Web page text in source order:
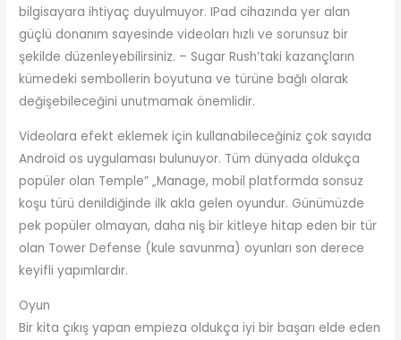
bilgisayara ihtiyaç duyulmuyor. IPad cihazında yer alan
güçlü donanım sayesinde videoları hızlı ve sorunsuz bir
şekilde düzenleyebilirsiniz. – Sugar Rush’taki kazançların
kümedeki sembollerin boyutuna ve türüne bağlı olarak
değişebileceğini unutmamak önemlidir.
Videolara efekt eklemek için kullanabileceğiniz çok sayıda
Android os uygulaması bulunuyor. Tüm dünyada oldukça
popüler olan Temple” „Manage, mobil platformda sonsuz
koşu türü denildiğinde ilk akla gelen oyundur. Günümüzde
pek popüler olmayan, daha niş bir kitleye hitap eden bir tür
olan Tower Defense (kule savunma) oyunları son derece
keyifli yapımlardır.
Oyun
Bir kita çıkış yapan empieza oldukça iyi bir başarı elde eden